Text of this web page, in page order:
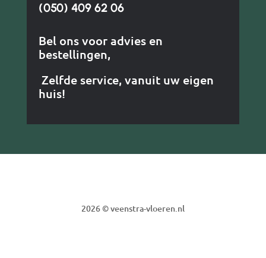
(050) 409 62 06
Bel ons voor advies en
bestellingen,
Zelfde service, vanuit uw eigen
huis!
2026 © veenstra-vloeren.nl